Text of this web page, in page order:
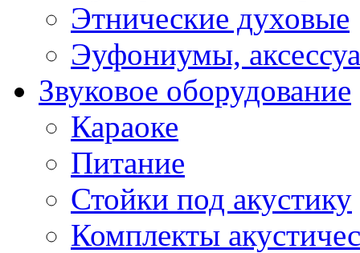
Этнические духовые
Эуфониумы,
Звуковое оборудование
Караоке
Питание
Стойки под акустику
Комплекты